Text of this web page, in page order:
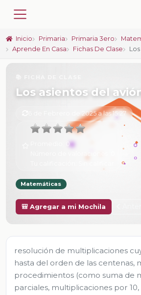
Inicio Primaria Primaria 3ero
Aprende En Casa
Fichas De Clase
Los asientos del
6 de Febrero de 2025 a las 15:27
0
Matemáticas
🎒 Agregar a mi Mochila
resolución de multiplicaciones
hasta del orden de las centenas,
procedimientos (como suma de
parciales, multiplicaciones por 10,